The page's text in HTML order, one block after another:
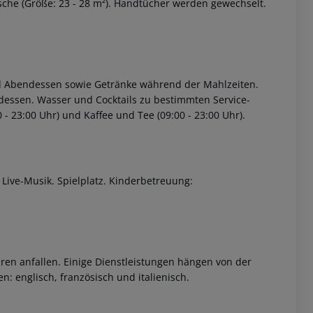
(Größe: 23 - 28 m²). Handtücher werden gewechselt.
sowie Getränke während der Mahlzeiten.
Wasser und Cocktails zu bestimmten Service-
23:00 Uhr) und Kaffee und Tee (09:00 - 23:00 Uhr).
Musik. Spielplatz. Kinderbetreuung:
anfallen. Einige Dienstleistungen hängen von der
englisch, französisch und italienisch.